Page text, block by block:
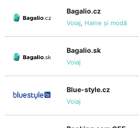
Bagalio.cz
Voiaj, Haine și modă
Bagalio.sk
Voiaj
Blue-style.cz
Voiaj